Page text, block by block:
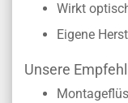
Wirkt
Eigene
Unsere